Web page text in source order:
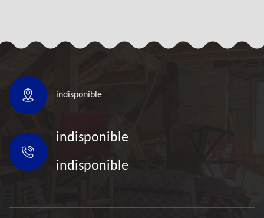
indisponible
indisponible
indisponible